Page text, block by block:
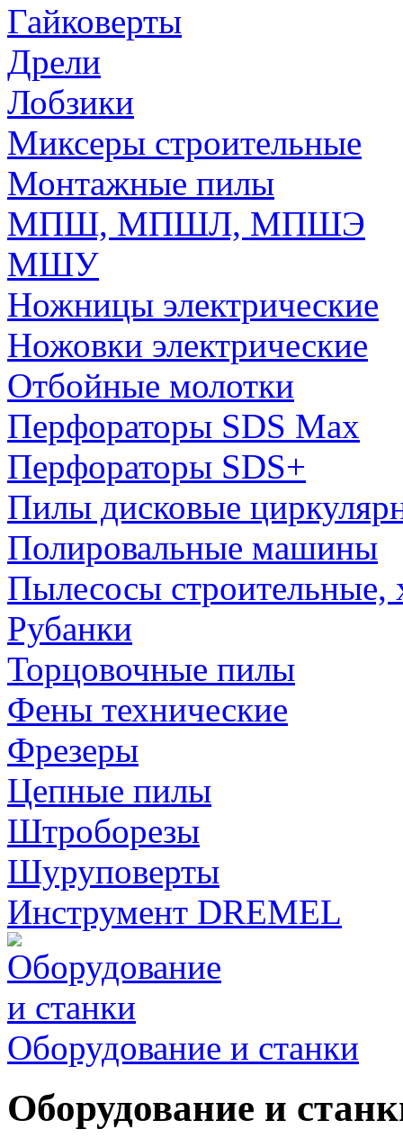
Гайковерты
Дрели
Лобзики
Миксеры строительные
Монтажные пилы
МПШ, МПШЛ, МПШЭ
МШУ
Ножницы электрические
Ножовки электрические
Отбойные молотки
Перфораторы SDS Max
Перфораторы SDS+
Пилы дисковые
Полировальные машины
Пылесосы строительные,
Рубанки
Торцовочные пилы
Фены технические
Фрезеры
Цепные пилы
Штроборезы
Шуруповерты
Инструмент DREMEL
Оборудование и станки
Оборудование и